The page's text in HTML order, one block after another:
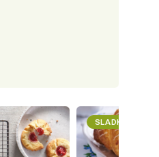
SLADKÉ